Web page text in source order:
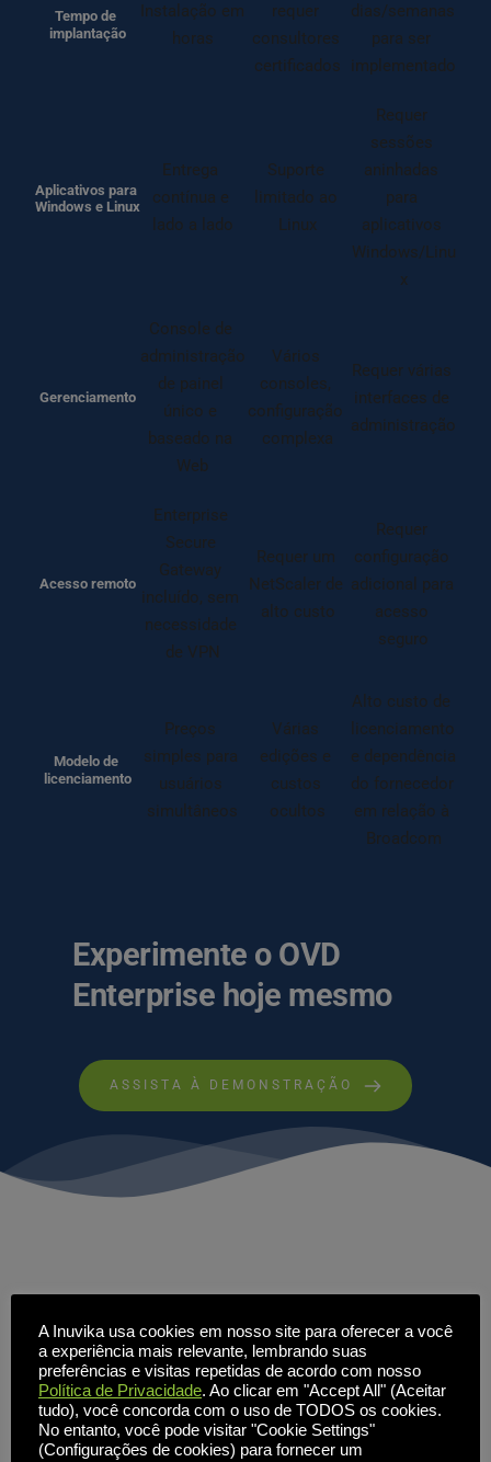
Tempo de
implantação
Instalação em
horas
requer
consultores
certificados
dias/semanas
para ser
implementado
Aplicativos para
Windows e Linux
Entrega
contínua e
lado a lado
Suporte
limitado ao
Linux
Requer
sessões
aninhadas
para
aplicativos
Windows/Linu
x
Gerenciamento
Console de
administração
de painel
único e
baseado na
Web
Vários
consoles,
configuração
complexa
Requer várias
interfaces de
administração
Acesso remoto
Enterprise
Secure
Gateway
incluído, sem
necessidade
de VPN
Requer um
NetScaler de
alto custo
Requer
configuração
adicional para
acesso
seguro
Modelo de
licenciamento
Preços
simples para
usuários
simultâneos
Várias
edições e
custos
ocultos
Alto custo de
licenciamento
e dependência
do fornecedor
em relação à
Broadcom
Experimente o OVD
Enterprise hoje mesmo
ASSISTA À DEMONSTRAÇÃO
Licenciamento de
infraestrutura de desktop
virtual em um modelo de
A Inuvika usa cookies em nosso site para oferecer a você
a experiência mais relevante, lembrando suas
preferências e visitas repetidas de acordo com nosso
Política de Privacidade. Ao clicar em "Accept All" (Aceitar
tudo), você concorda com o uso de TODOS os cookies.
No entanto, você pode visitar "Cookie Settings"
(Configurações de cookies) para fornecer um